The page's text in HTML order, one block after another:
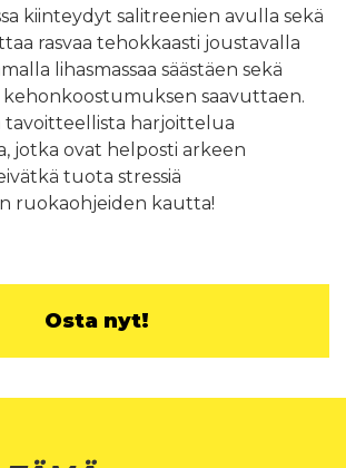
kiinteydyt salitreenien avulla sekä
rasvaa tehokkaasti joustavalla
lihasmassaa säästäen sekä
saavuttaen.
harjoittelua
jotka ovat helposti arkeen
tuota stressiä
ruokaohjeiden kautta!
Osta nyt!